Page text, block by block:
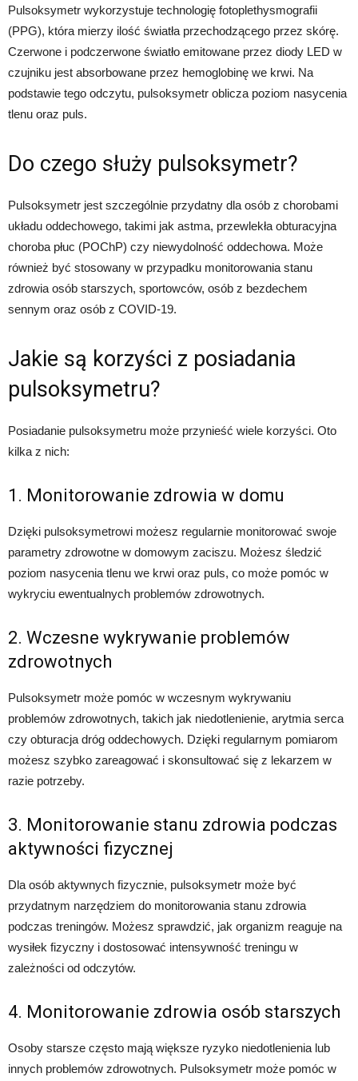
Pulsoksymetr wykorzystuje technologię fotoplethysmografii
(PPG), która mierzy ilość światła przechodzącego przez skórę.
Czerwone i podczerwone światło emitowane przez diody LED w
czujniku jest absorbowane przez hemoglobinę we krwi. Na
podstawie tego odczytu, pulsoksymetr oblicza poziom nasycenia
tlenu oraz puls.
Do czego służy pulsoksymetr?
Pulsoksymetr jest szczególnie przydatny dla osób z chorobami
układu oddechowego, takimi jak astma, przewlekła obturacyjna
choroba płuc (POChP) czy niewydolność oddechowa. Może
również być stosowany w przypadku monitorowania stanu
zdrowia osób starszych, sportowców, osób z bezdechem
sennym oraz osób z COVID-19.
Jakie są korzyści z posiadania
pulsoksymetru?
Posiadanie pulsoksymetru może przynieść wiele korzyści. Oto
kilka z nich:
1. Monitorowanie zdrowia w domu
Dzięki pulsoksymetrowi możesz regularnie monitorować swoje
parametry zdrowotne w domowym zaciszu. Możesz śledzić
poziom nasycenia tlenu we krwi oraz puls, co może pomóc w
wykryciu ewentualnych problemów zdrowotnych.
2. Wczesne wykrywanie problemów
zdrowotnych
Pulsoksymetr może pomóc w wczesnym wykrywaniu
problemów zdrowotnych, takich jak niedotlenienie, arytmia serca
czy obturacja dróg oddechowych. Dzięki regularnym pomiarom
możesz szybko zareagować i skonsultować się z lekarzem w
razie potrzeby.
3. Monitorowanie stanu zdrowia podczas
aktywności fizycznej
Dla osób aktywnych fizycznie, pulsoksymetr może być
przydatnym narzędziem do monitorowania stanu zdrowia
podczas treningów. Możesz sprawdzić, jak organizm reaguje na
wysiłek fizyczny i dostosować intensywność treningu w
zależności od odczytów.
4. Monitorowanie zdrowia osób starszych
Osoby starsze często mają większe ryzyko niedotlenienia lub
innych problemów zdrowotnych. Pulsoksymetr może pomóc w